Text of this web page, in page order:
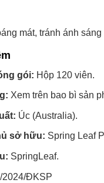
mát, tránh ánh
gói: Hộp 120 viên.
Xem trên bao bì sản
Úc (Australia).
sở hữu: Spring Leaf
SpringLeaf.
2024/ĐKSP